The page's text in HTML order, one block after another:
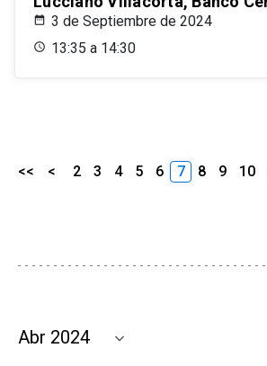
3 de Septiembre de 2024
13:35 a 14:30
<< < 2 3 4 5 6 7 8 9 10